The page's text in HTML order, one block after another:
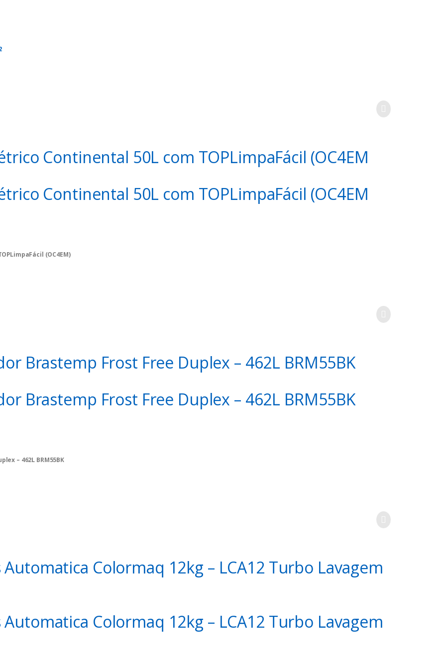
Continental 50L com TOPLimpaFácil (OC4EM
Continental 50L com TOPLimpaFácil (OC4EM
(OC4EM)
Brastemp Frost Free Duplex – 462L BRM55BK
Brastemp Frost Free Duplex – 462L BRM55BK
– 462L BRM55BK
a qualquer momento!!!
Colormaq 12kg – LCA12 Turbo Lavagem
Colormaq 12kg – LCA12 Turbo Lavagem